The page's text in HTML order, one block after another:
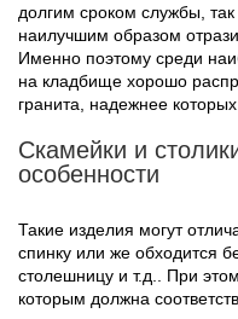
долгим сроком службы,
наилучшим образом
Именно поэтому среди
на кладбище хорошо
гранита, надежнее
Скамейки и
особенности
Такие изделия могут
спинку или же обходится
столешницу и т.д.. При
которым должна